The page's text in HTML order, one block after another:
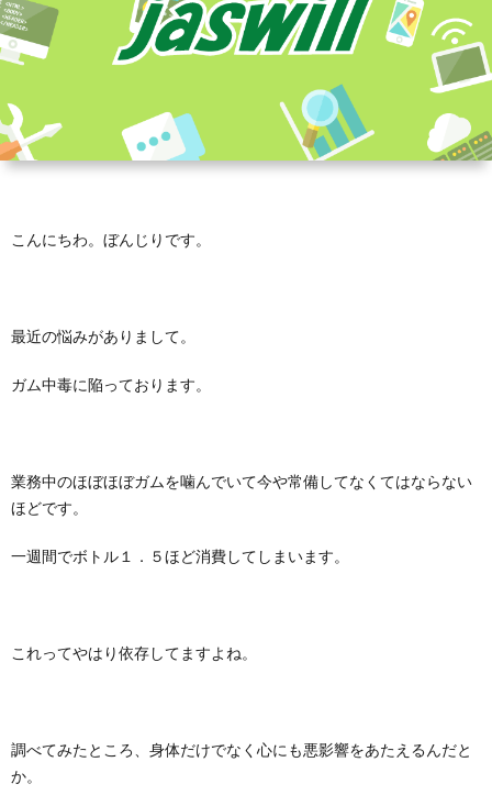
こんにちわ。ぼんじりです。
最近の悩みがありまして。
ガム中毒に陥っております。
業務中のほぼほぼガムを噛んでいて今や常備してなくてはならない
ほどです。
一週間でボトル１．５ほど消費してしまいます。
これってやはり依存してますよね。
調べてみたところ、身体だけでなく心にも悪影響をあたえるんだと
か。